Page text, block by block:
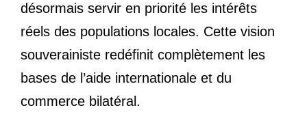
désormais servir en priorité les intérêts
réels des populations locales. Cette vision
souverainiste redéfinit complètement les
bases de l’aide internationale et du
commerce bilatéral.